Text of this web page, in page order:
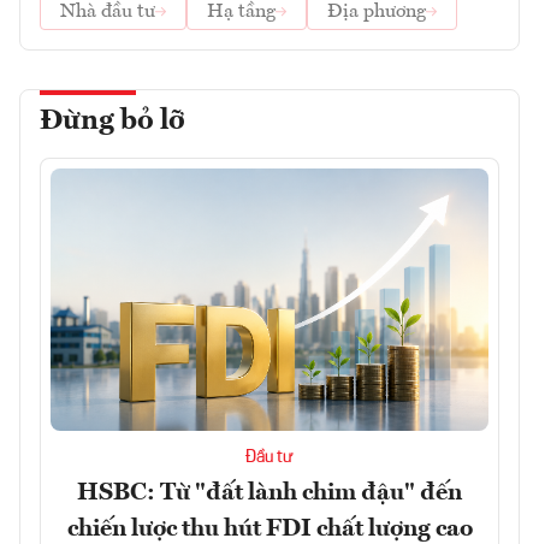
Nhà đầu tư
Hạ tầng Địa phương
Đừng bỏ lỡ
Đầu tư
HSBC: Từ "đất lành chim đậu" đến
chiến lược thu hút FDI chất lượng cao